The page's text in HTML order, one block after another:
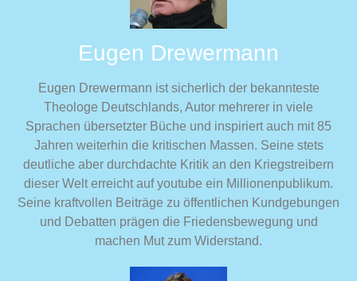
Eugen Drewermann
Eugen Drewermann ist sicherlich der bekannteste
Theologe Deutschlands, Autor mehrerer in viele
Sprachen übersetzter Büche und inspiriert auch mit 85
Jahren weiterhin die kritischen Massen. Seine stets
deutliche aber durchdachte Kritik an den Kriegstreibern
dieser Welt erreicht auf youtube ein Millionenpublikum.
Seine kraftvollen Beiträge zu öffentlichen Kundgebungen
und Debatten prägen die Friedensbewegung und
machen Mut zum Widerstand.